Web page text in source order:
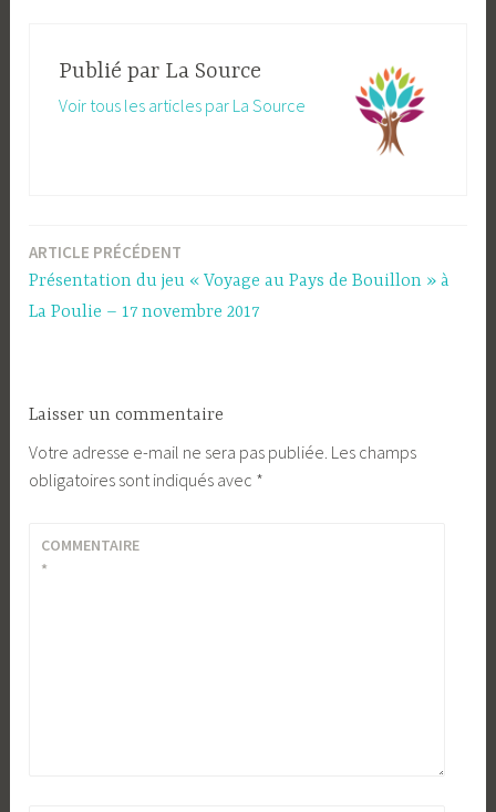
Publié par La Source
Voir tous les articles par La Source
Navigation
ARTICLE PRÉCÉDENT
Présentation du jeu « Voyage au Pays de Bouillon » à
La Poulie – 17 novembre 2017
Laisser un commentaire
Votre adresse e-mail ne sera pas publiée. Les champs
obligatoires sont indiqués avec *
COMMENTAIRE
*